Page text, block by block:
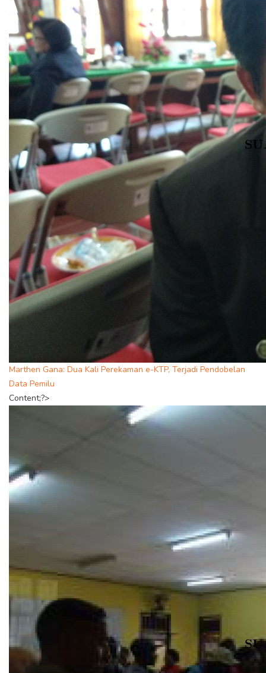
Marthen Gana: Dua Kali Perekaman e-KTP, Terjadi Pendobelan
Data Pemilu
Content;?>